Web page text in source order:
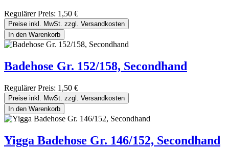
Regulärer Preis: 1,50 €
Preise inkl. MwSt. zzgl. Versandkosten
In den Warenkorb
Badehose Gr. 152/158, Secondhand
Regulärer Preis: 1,50 €
Preise inkl. MwSt. zzgl. Versandkosten
In den Warenkorb
Yigga Badehose Gr. 146/152, Secondhand